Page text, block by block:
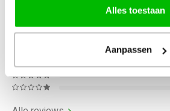
Alles toestaan
Aanpassen